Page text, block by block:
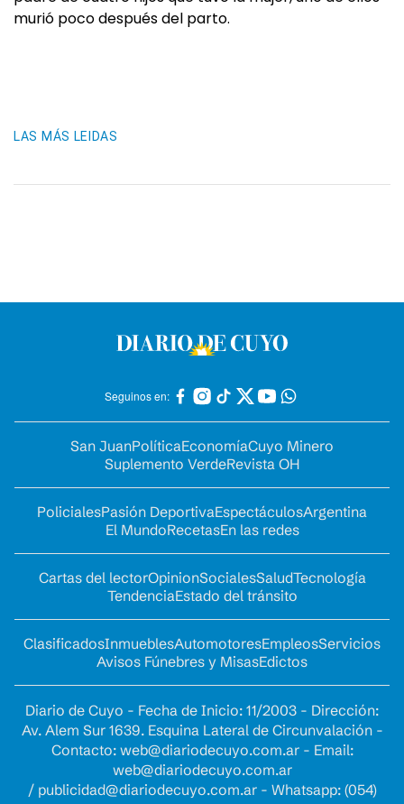
murió poco después del parto.
LAS MÁS LEIDAS
Seguinos en:
San JuanPolíticaEconomíaCuyo Minero
Suplemento VerdeRevista OH
PolicialesPasión DeportivaEspectáculosArgentina
El MundoRecetasEn las redes
Cartas del lectorOpinionSocialesSaludTecnología
TendenciaEstado del tránsito
ClasificadosInmueblesAutomotoresEmpleosServicios
Avisos Fúnebres y MisasEdictos
Diario de Cuyo - Fecha de Inicio: 11/2003 - Dirección:
Av. Alem Sur 1639. Esquina Lateral de Circunvalación -
Contacto: web@diariodecuyo.com.ar- Email:
web@diariodecuyo.com.ar
/ publicidad@diariodecuyo.com.ar- Whatsapp: (054)